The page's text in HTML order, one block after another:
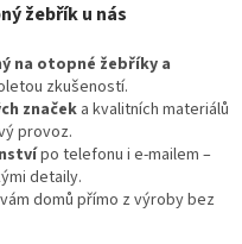
žebřík u nás
na otopné žebříky a
zkušeností.
značek a kvalitních materiálů
provoz.
po telefonu i e‑mailem –
detaily.
domů přímo z výroby bez